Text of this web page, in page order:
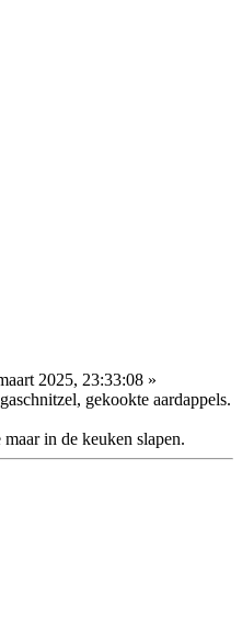
2025, 23:33:08 »
gekookte aardappels.
in de keuken slapen.